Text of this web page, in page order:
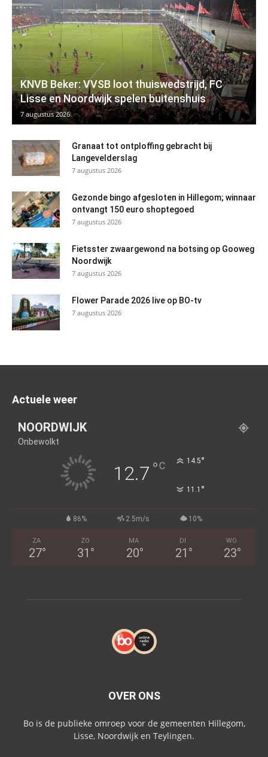
KNVB Beker: VVSB loot thuiswedstrijd, FC
Lisse en Noordwijk spelen buitenshuis
7 augustus 2026
Granaat tot ontploffing gebracht bij
Langevelderslag
7 augustus 2026
Gezonde bingo afgesloten in Hillegom; winnaar
ontvangt 150 euro shoptegoed
7 augustus 2026
Fietsster zwaargewond na botsing op Gooweg
Noordwijk
7 augustus 2026
Flower Parade 2026 live op BO-tv
7 augustus 2026
Actuele weer
NOORDWIJK
Onbewolkt
12.7 °C 14.5°
11.1 °
86% 2.5m/s 10%
ZA
27°
ZO
31 °
MA
20°
DI
21 °
WO
23°
OVER ONS
Bo is de publieke omroep voor de gemeenten Hillegom,
Lisse, Noordwijk en Teylingen.